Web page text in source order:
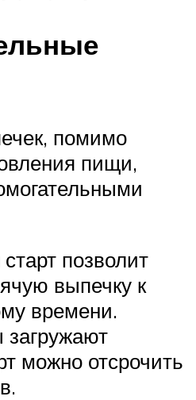
помимо
пищи,
позволит
выпечку к
времени.
загружают
можно отсрочить